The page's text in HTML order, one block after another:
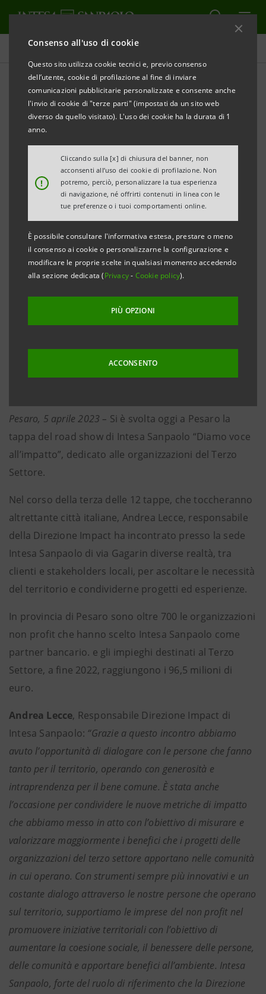
Consenso all'uso di cookie
Questo sito utilizza cookie tecnici e, previo consenso
dell’utente, cookie di profilazione al fine di inviare
comunicazioni pubblicitarie personalizzate e consente anche
l'invio di cookie di "terze parti" (impostati da un sito web
diverso da quello visitato). L'uso dei cookie ha la durata di 1
anno.
!
Cliccando sulla [x] di chiusura del banner, non
acconsenti all’uso dei cookie di profilazione. Non
potremo, perciò, personalizzare la tua esperienza
di navigazione, né offrirti contenuti in linea con le
tue preferenze o i tuoi comportamenti online.
È possibile consultare l'informativa estesa, prestare o meno
il consenso ai cookie o personalizzarne la configurazione e
modificare le proprie scelte in qualsiasi momento accedendo
alla sezione dedicata (Privacy- Cookie policy).
PIÙ OPZIONI
ACCONSENTO
Comunicati stampa
STAMPA AGGIORNA
INTESA SANPAOLO: A PESARO LA TERZA TAPPA DI
“DIAMO VOCE ALL’IMPATTO”, IL ROAD SHOW
DEDICATO AL TERZO SETTORE
Previste 12 tappe a livello nazionale
• A fine 2022 gli impieghi alle organizzazioni del
Terzo Settore di Pesaro hanno raggiunto i 25
milioni di euro
• A Pesaro sono oltre 700 gli enti del Terzo Settore
clienti di Intesa Sanpaolo
sviluppare un’economia del bene comune
Pesaro, 5 aprile 2023 – Si è svolta oggi a Pesaro la
tappa del road show di Intesa Sanpaolo “Diamo voce
all’impatto”, dedicato alle organizzazioni del Terzo
Settore.
Nel corso della terza delle 12 tappe, che toccheranno
altrettante città italiane, Andrea Lecce, responsabile
della Direzione Impact ha incontrato presso la sede
Intesa Sanpaolo di via Gagarin diverse realtà, tra
clienti e stakeholders locali, per ascoltare le necessità
del territorio e condividerne progetti ed esperienze.
In provincia di Pesaro sono oltre 700 le organizzazioni
non profit che hanno scelto Intesa Sanpaolo come
partner bancario. e gli impieghi destinati al Terzo
Settore, a fine 2022, raggiungono i 96,5 milioni di
euro.
Andrea Lecce, Responsabile Direzione Impact di
Intesa Sanpaolo: “Grazie a questo incontro abbiamo
avuto l’opportunità di dialogare con le persone che fanno
tanto per il territorio, operando con generosità e
intraprendenza per il bene comune. È stata anche
l’occasione per condividere le nuove metriche di impatto
che abbiamo messo in atto con l’obiettivo di misurare e
valorizzare maggiormente i benefici che i progetti delle
organizzazioni del terzo settore apportano nelle comunità
in cui operano. Con strumenti sempre più innovativi e un
costante dialogo attraverso le nostre persone che operano
sul territorio, supportiamo le imprese del non profit nel
promuovere iniziative territoriali con l’obiettivo di
aumentare la coesione sociale, il benessere delle persone,
delle comunità e apportare benefici all’ambiente. Intesa
Sanpaolo, forte del ruolo di riferimento che la Direzione